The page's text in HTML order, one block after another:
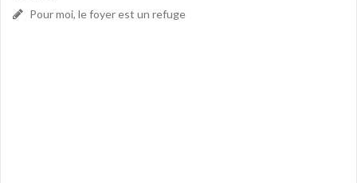
Pour moi, le foyer est un refuge